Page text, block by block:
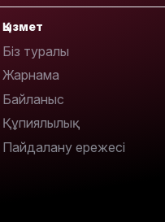
Қызмет
Біз туралы
Жарнама
Байланыс
Құпиялылық
Пайдалану ережесі